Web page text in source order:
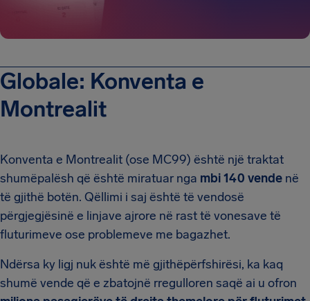
Globale: Konventa e
Montrealit
Konventa e Montrealit (ose MC99) është një traktat
shumëpalësh që është miratuar nga mbi 140 vende në
të gjithë botën. Qëllimi i saj është të vendosë
përgjegjësinë e linjave ajrore në rast të vonesave të
fluturimeve ose problemeve me bagazhet.
Ndërsa ky ligj nuk është më gjithëpërfshirësi, ka kaq
shumë vende që e zbatojnë rregulloren saqë ai u ofron